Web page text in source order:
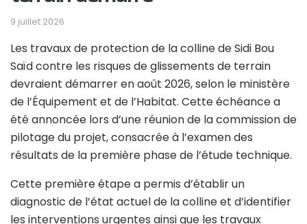
9 juillet 2026
Les travaux de protection de la colline de Sidi Bou
Saïd contre les risques de glissements de terrain
devraient démarrer en août 2026, selon le ministère
de l’Équipement et de l’Habitat. Cette échéance a
été annoncée lors d’une réunion de la commission de
pilotage du projet, consacrée à l’examen des
résultats de la première phase de l’étude technique.
Cette première étape a permis d’établir un
diagnostic de l’état actuel de la colline et d’identifier
les interventions urgentes ainsi que les travaux